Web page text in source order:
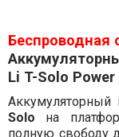
Беспроводная
Li T-Solo Power
Аккумуляторный
Solo на
полную свободу